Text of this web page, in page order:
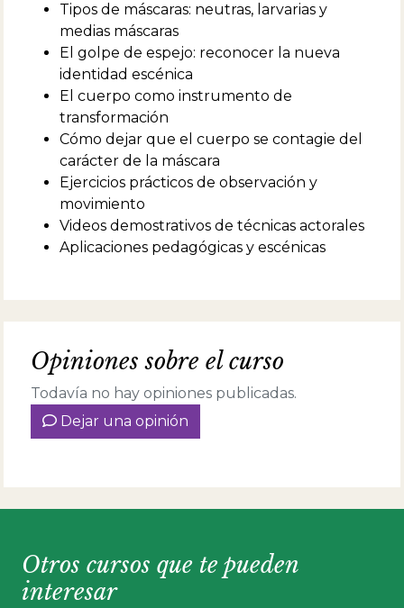
premios y nominaciones de su medio teatral:
Premio ACE (Asociación de Críticos de
grupo de investigación teatral GETEA), Premio
Teatros del Mundo (de la Universidad de
Buenos Aires), Premio María Guerrero, Premio
Pregonero (de la Fundación el Libro), entre
otros. Es director de Espacio Aguirre, escuela
de clown, bufón y máscaras. Dicta regularmente
cursos en diversas ciudades de Argentina,
España, Francia, Italia, Suiza, Portugal, Paraguay,
Uruguay, Chile, Perú y Costa Rica. Fue jurado de
los Premios Nacionales de Teatro elegido por el
Ministro de Cultura de la Nación.
Tipos de máscaras: neutras, larvarias y
medias máscaras
El golpe de espejo: reconocer la nueva
identidad escénica
El cuerpo como instrumento de
transformación
Cómo dejar que el cuerpo se contagie del
carácter de la máscara
Ejercicios prácticos de observación y
movimiento
Videos demostrativos de técnicas actorales
Aplicaciones pedagógicas y escénicas
Opiniones sobre el curso
Todavía no hay opiniones publicadas.
Dejar una opinión
Otros cursos que te pueden
interesar